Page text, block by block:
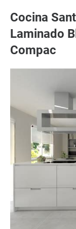
Cocina
Laminado
Compac